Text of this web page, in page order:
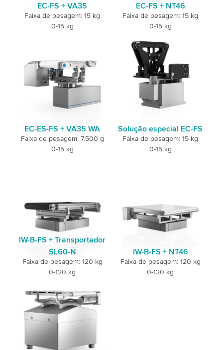
EC-FS + VA35
Faixa de pesagem: 15 kg
0-15 kg
EC-FS + NT46
Faixa de pesagem: 15 kg
0-15 kg
EC-ES-FS + VA35 WA
Faixa de pesagem: 7.500 g
0-15 kg
Solução especial EC-FS
Faixa de pesagem: 15 kg
0-15 kg
IW-B-FS + Transportador
SL60-N
Faixa de pesagem: 120 kg
0-120 kg
IW-B-FS + NT46
Faixa de pesagem: 120 kg
0-120 kg